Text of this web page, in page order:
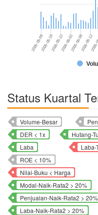
2026-05-08 2026-06-02
2026-05-182026-05-22 2026-06-082026-06-12
Status Kuartal
Volume-Besar
DER < 1x
Hutang-
Laba
Laba-
ROE < 10%
Nilai-Buku < Harga
Modal-Naik-Rata2 > 20%
Penjualan-Naik-Rata2 > 20%
Laba-Naik-Rata2 > 20%